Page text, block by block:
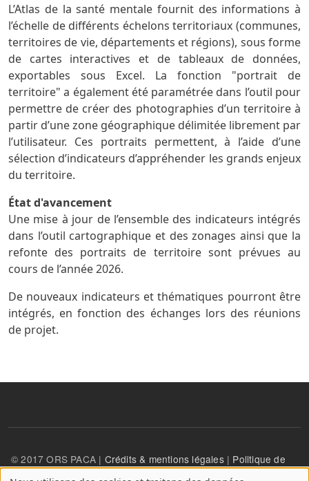
L’Atlas de la santé mentale fournit des informations à
l’échelle de différents échelons territoriaux (communes,
territoires de vie, départements et régions), sous forme
de cartes interactives et de tableaux de données,
exportables sous Excel. La fonction "portrait de
territoire" a également été paramétrée dans l’outil pour
permettre de créer des photographies d’un territoire à
partir d’une zone géographique délimitée librement par
l’utilisateur. Ces portraits permettent, à l’aide d’une
sélection d’indicateurs d’appréhender les grands enjeux
du territoire.
État d'avancement
Une mise à jour de l’ensemble des indicateurs intégrés
dans l’outil cartographique et des zonages ainsi que la
refonte des portraits de territoire sont prévues au
cours de l’année 2026.
De nouveaux indicateurs et thématiques pourront être
intégrés, en fonction des échanges lors des réunions
de projet.
© 2017 ORS PACA | Crédits & mentions légales| Politique de
confidentialité